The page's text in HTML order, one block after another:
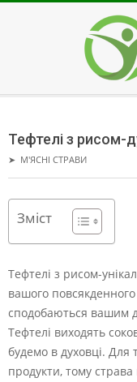
Menu
Тефтелі з рисом-
➤ М'ЯСНІ СТРАВИ
Зміст
Тефтелі з рисом-
вашого
сподобаються вашим
Тефтелі виходять
будемо в духовці. Для
продукти, тому